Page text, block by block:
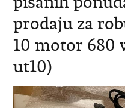
prodaju za
10 motor 680
ut10)